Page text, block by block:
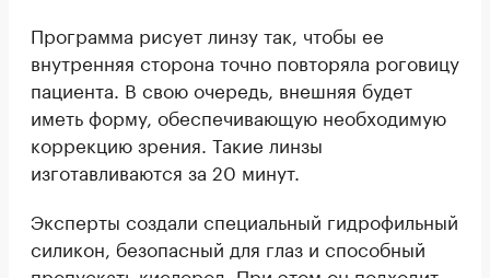
Программа рисует линзу так, чтобы ее
внутренняя сторона точно повторяла роговицу
пациента. В свою очередь, внешняя будет
иметь форму, обеспечивающую необходимую
коррекцию зрения. Такие линзы
изготавливаются за 20 минут.
Эксперты создали специальный гидрофильный
силикон, безопасный для глаз и способный